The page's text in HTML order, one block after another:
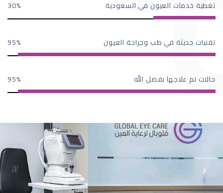
تغطية خدمات العيون في السعودية 30
تقنيات حديثة في طب وجراحة العيون 95
حالات تم علاجها بفضل الله 95